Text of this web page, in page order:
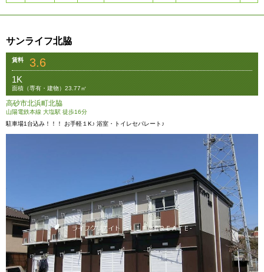
サンライフ北脇
賃料 3.6
1K
面積（専有・建物）23.77㎡
高砂市北浜町北脇
山陽電鉄本線 大塩駅 徒歩16分
駐車場1台込み！！！ お手軽１K♪ 浴室・トイレセパレート♪